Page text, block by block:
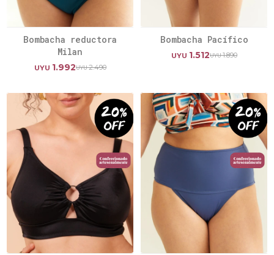
Bombacha reductora
Milan
UYU 1.992UYU2.490
Bombacha Pacífico
UYU 1.512UYU1.890